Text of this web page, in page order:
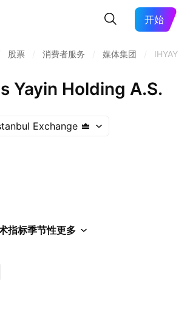
开始
股票 消费者服务 媒体集团 IHYAY
Yayin Holding A.S.
Exchange
指标季节性更多